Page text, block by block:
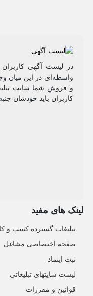
در لیست آگهی
واسطه‌ای در این میان
و فروشِ شما سایت
کاربران باید خودشان
لینک های مفید
تبلیغات گسترده کسب و
صفحه اختصاصی مشاغل
ثبت اینماد
لیست سایتهای تبلیغاتی
قوانین و مقررات